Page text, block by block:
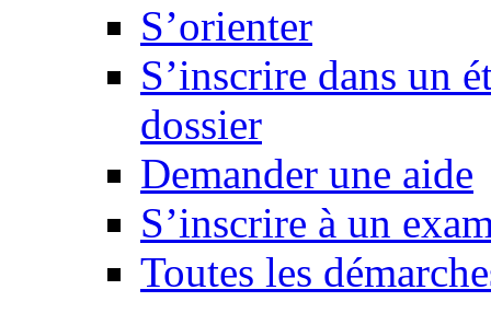
S’orienter
S’inscrire dans un
dossier
Demander une aide
S’inscrire à un
Toutes les